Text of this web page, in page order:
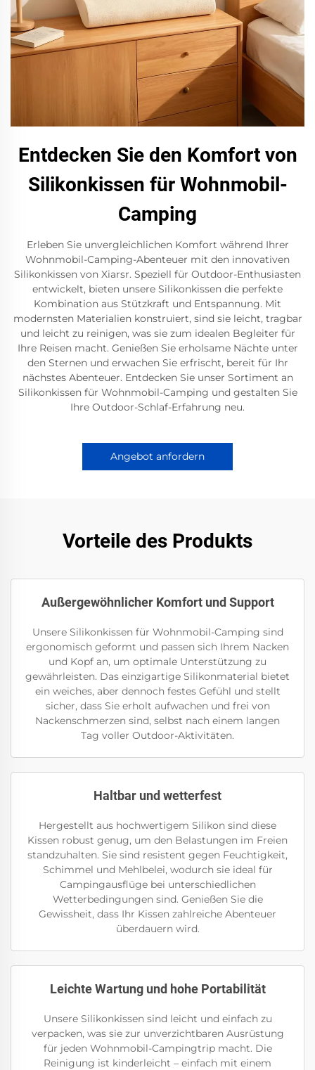
Entdecken Sie den Komfort von
Silikonkissen für Wohnmobil-
Camping
Erleben Sie unvergleichlichen Komfort während Ihrer
Wohnmobil-Camping-Abenteuer mit den innovativen
Silikonkissen von Xiarsr. Speziell für Outdoor-Enthusiasten
entwickelt, bieten unsere Silikonkissen die perfekte
Kombination aus Stützkraft und Entspannung. Mit
modernsten Materialien konstruiert, sind sie leicht, tragbar
und leicht zu reinigen, was sie zum idealen Begleiter für
Ihre Reisen macht. Genießen Sie erholsame Nächte unter
den Sternen und erwachen Sie erfrischt, bereit für Ihr
nächstes Abenteuer. Entdecken Sie unser Sortiment an
Silikonkissen für Wohnmobil-Camping und gestalten Sie
Ihre Outdoor-Schlaf-Erfahrung neu.
Angebot anfordern
Vorteile des Produkts
Außergewöhnlicher Komfort und Support
Unsere Silikonkissen für Wohnmobil-Camping sind
ergonomisch geformt und passen sich Ihrem Nacken
und Kopf an, um optimale Unterstützung zu
gewährleisten. Das einzigartige Silikonmaterial bietet
ein weiches, aber dennoch festes Gefühl und stellt
sicher, dass Sie erholt aufwachen und frei von
Nackenschmerzen sind, selbst nach einem langen
Tag voller Outdoor-Aktivitäten.
Haltbar und wetterfest
Hergestellt aus hochwertigem Silikon sind diese
Kissen robust genug, um den Belastungen im Freien
standzuhalten. Sie sind resistent gegen Feuchtigkeit,
Schimmel und Mehlbelei, wodurch sie ideal für
Campingausflüge bei unterschiedlichen
Wetterbedingungen sind. Genießen Sie die
Gewissheit, dass Ihr Kissen zahlreiche Abenteuer
überdauern wird.
Leichte Wartung und hohe Portabilität
Unsere Silikonkissen sind leicht und einfach zu
verpacken, was sie zur unverzichtbaren Ausrüstung
für jeden Wohnmobil-Campingtrip macht. Die
Reinigung ist kinderleicht – einfach mit einem